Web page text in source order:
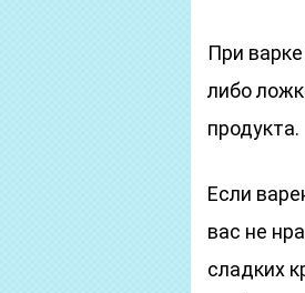
При
либо
продукта.
Если
вас не
сладких